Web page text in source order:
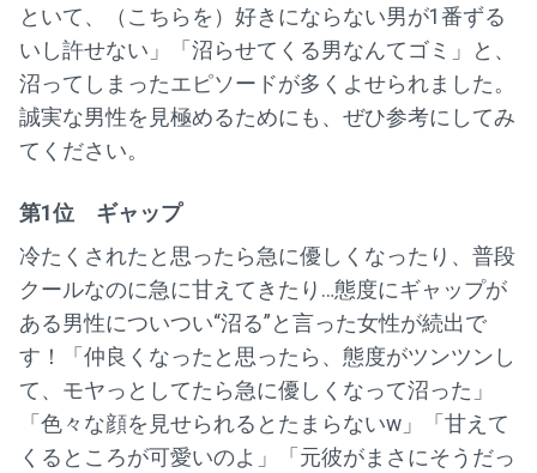
といて、（こちらを）好きにならない男が1番ずる
いし許せない」「沼らせてくる男なんてゴミ」と、
沼ってしまったエピソードが多くよせられました。
誠実な男性を見極めるためにも、ぜひ参考にしてみ
てください。
第1位 ギャップ
冷たくされたと思ったら急に優しくなったり、普段
クールなのに急に甘えてきたり…態度にギャップが
ある男性についつい“沼る”と言った女性が続出で
す！「仲良くなったと思ったら、態度がツンツンし
て、モヤっとしてたら急に優しくなって沼った」
「色々な顔を見せられるとたまらないw」「甘えて
くるところが可愛いのよ」「元彼がまさにそうだっ